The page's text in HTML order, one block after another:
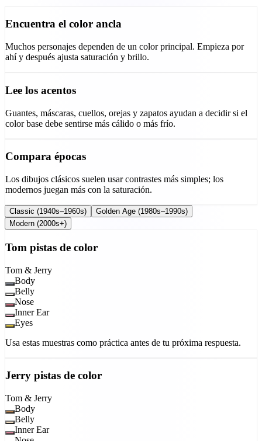
Encuentra el color ancla
Muchos personajes dependen de un color principal. Empieza por
ahí y después ajusta saturación y brillo.
Lee los acentos
Guantes, máscaras, cuellos, orejas y zapatos ayudan a decidir si el
color base debe sentirse más cálido o más frío.
Compara épocas
Los dibujos clásicos suelen usar contrastes más simples; los
modernos juegan más con la saturación.
Classic (1940s–1960s)
Golden Age (1980s–1990s)
Modern (2000s+)
Tom pistas de color
Tom & Jerry
Body
Belly
Nose
Inner Ear
Eyes
Usa estas muestras como práctica antes de tu próxima respuesta.
Jerry pistas de color
Tom & Jerry
Body
Belly
Inner Ear